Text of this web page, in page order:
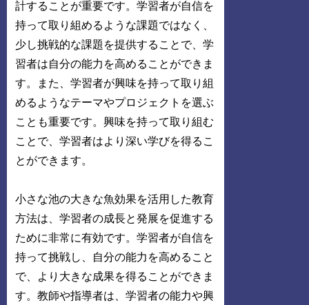
計することが重要です。学習者が自信を
持って取り組めるような課題ではなく、
少し挑戦的な課題を提供することで、学
習者は自分の能力を高めることができま
す。また、学習者が興味を持って取り組
めるようなテーマやプロジェクトを選ぶ
ことも重要です。興味を持って取り組む
ことで、学習者はより深い学びを得るこ
とができます。
小さな池の大きな魚効果を活用した教育
方法は、学習者の成長と発展を促進する
ために非常に有効です。学習者が自信を
持って挑戦し、自分の能力を高めること
で、より大きな成果を得ることができま
す。教師や指導者は、学習者の能力や興